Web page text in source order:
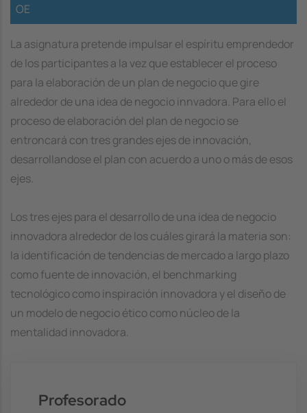
OE
La asignatura pretende impulsar el espíritu emprendedor
de los participantes a la vez que establecer el proceso
para la elaboración de un plan de negocio que gire
alrededor de una idea de negocio innvadora. Para ello el
proceso de elaboración del plan de negocio se
entroncará con tres grandes ejes de innovación,
desarrollandose el plan con acuerdo a uno o más de esos
ejes.
Los tres ejes para el desarrollo de una idea de negocio
innovadora alrededor de los cuáles girará la materia son:
la identificación de tendencias de mercado a largo plazo
como fuente de innovación, el benchmarking
tecnológico como inspiración innovadora y el diseño de
un modelo de negocio ético como núcleo de la
mentalidad innovadora.
Profesorado